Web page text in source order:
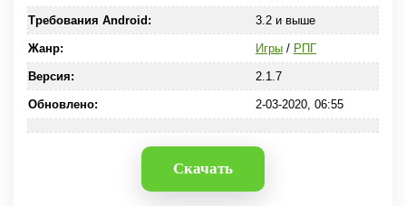
Требования Android: 3.2 и выше
Жанр: Игры/ РПГ
Версия: 2.1.7
Обновлено: 2-03-2020, 06:55
Скачать